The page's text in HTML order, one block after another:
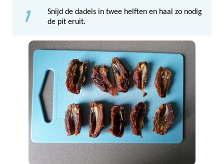
1
Snijd de dadels in twee helften en haal zo nodig
de pit eruit.